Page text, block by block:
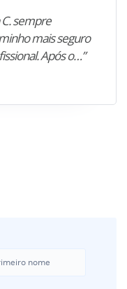
C. sempre
mais seguro
Após o…”